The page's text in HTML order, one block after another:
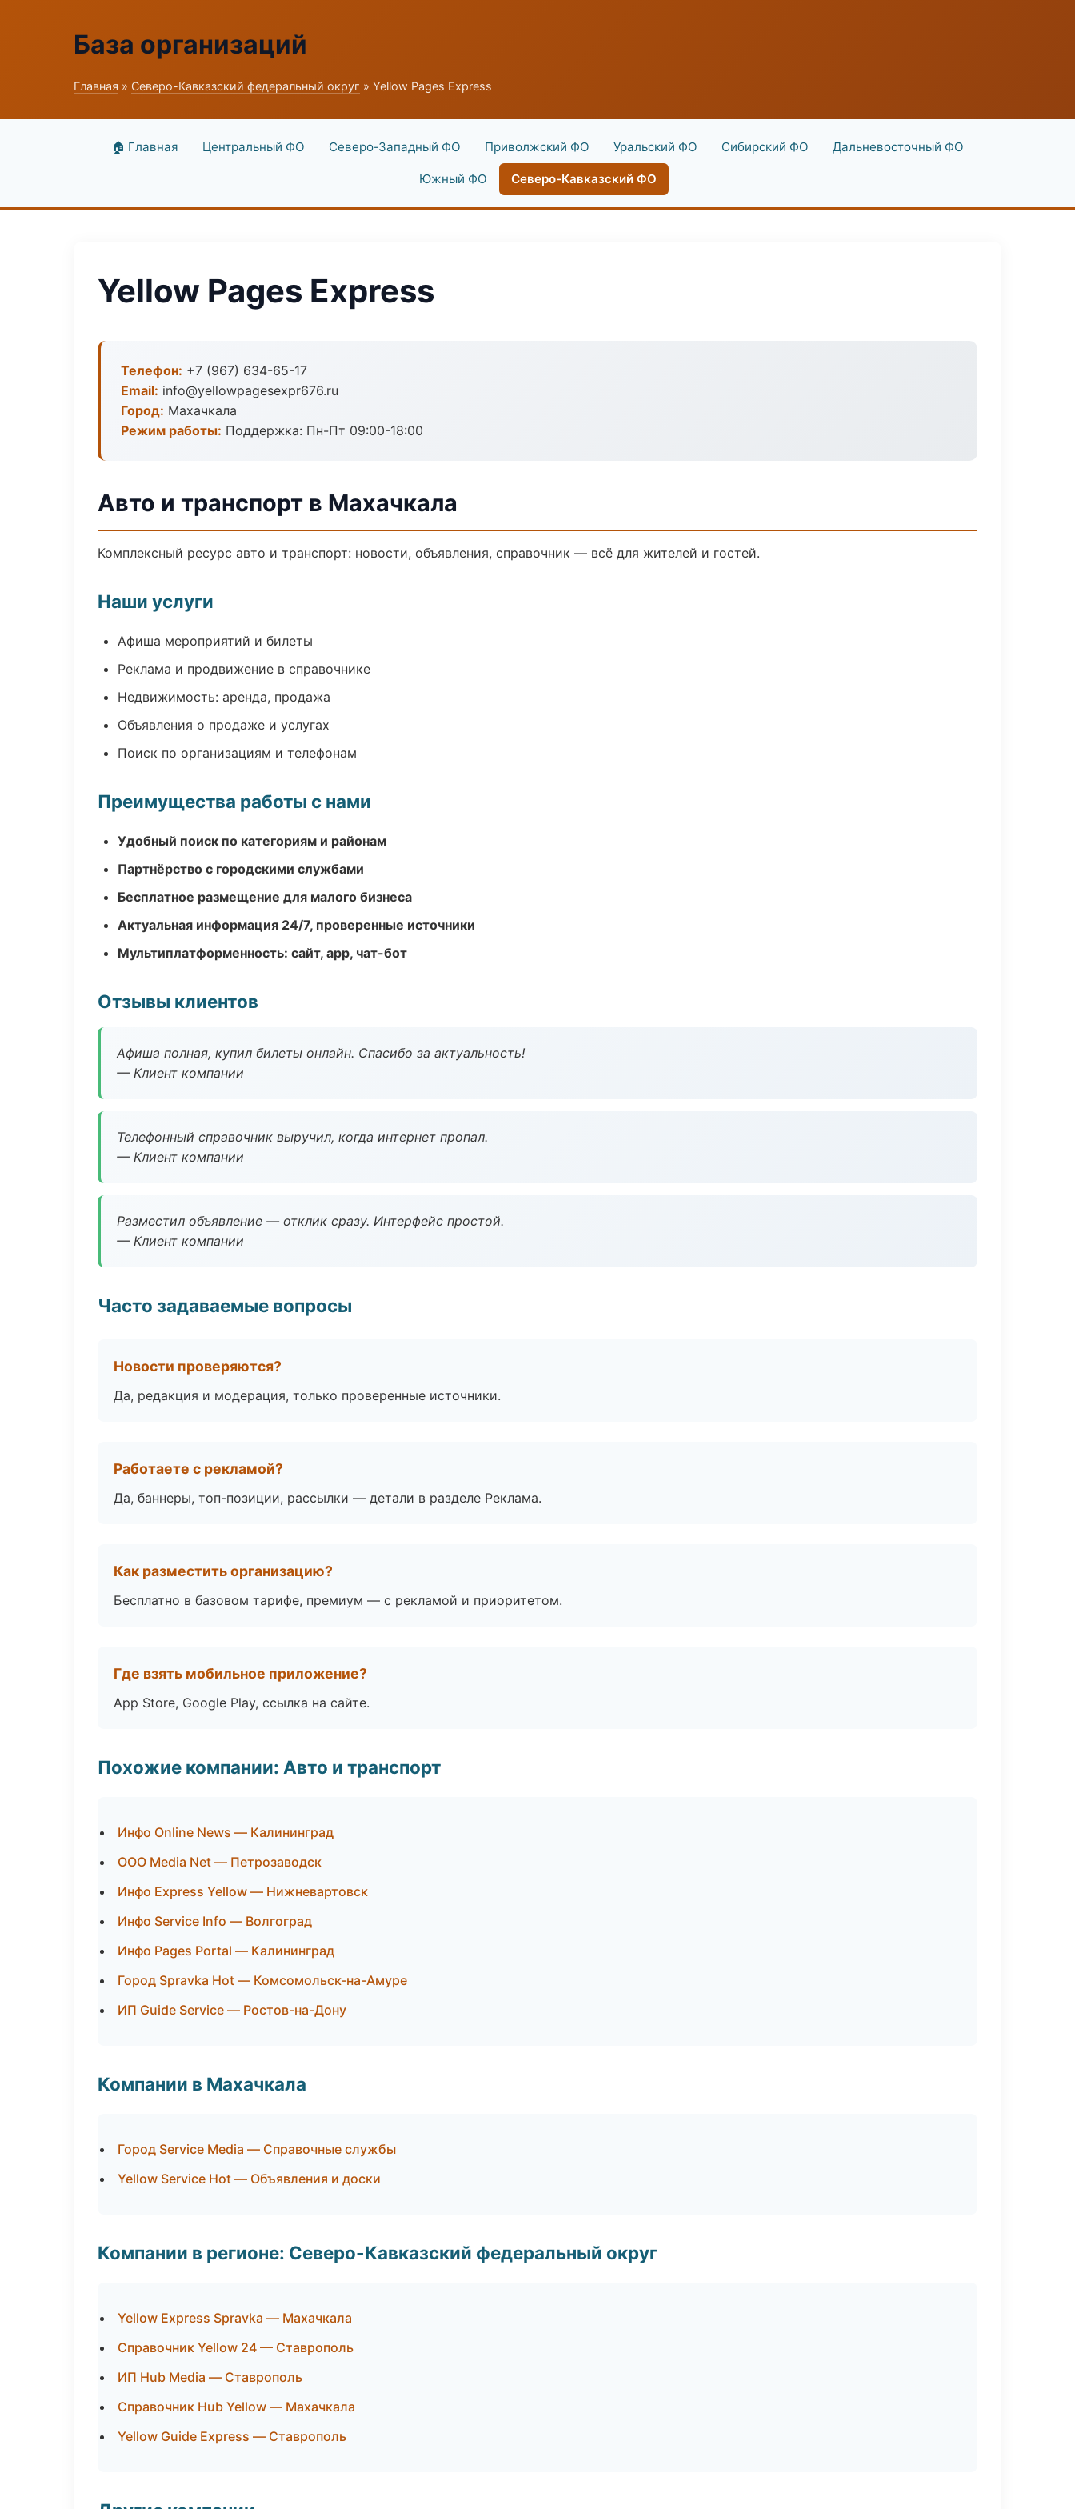
База организаций
Главная » Северо-Кавказский федеральный округ » Yellow Pages Express
🏠 Главная Центральный ФО Северо-Западный ФО Приволжский ФО Уральский ФО Сибирский ФО Дальневосточный ФО
Южный ФО Северо-Кавказский ФО
Yellow Pages Express
Телефон: +7 (967) 634-65-17
Email: info@yellowpagesexpr676.ru
Город: Махачкала
Режим работы: Поддержка: Пн-Пт 09:00-18:00
Авто и транспорт в Махачкала
Комплексный ресурс авто и транспорт: новости, объявления, справочник — всё для жителей и гостей.
Наши услуги
Афиша мероприятий и билеты
Реклама и продвижение в справочнике
Недвижимость: аренда, продажа
Объявления о продаже и услугах
Поиск по организациям и телефонам
Преимущества работы с нами
Удобный поиск по категориям и районам
Партнёрство с городскими службами
Бесплатное размещение для малого бизнеса
Актуальная информация 24/7, проверенные источники
Мультиплатформенность: сайт, app, чат-бот
Отзывы клиентов
Афиша полная, купил билеты онлайн. Спасибо за актуальность!
— Клиент компании
Телефонный справочник выручил, когда интернет пропал.
— Клиент компании
Разместил объявление — отклик сразу. Интерфейс простой.
— Клиент компании
Часто задаваемые вопросы
Новости проверяются?
Да, редакция и модерация, только проверенные источники.
Работаете с рекламой?
Да, баннеры, топ-позиции, рассылки — детали в разделе Реклама.
Как разместить организацию?
Бесплатно в базовом тарифе, премиум — с рекламой и приоритетом.
Где взять мобильное приложение?
App Store, Google Play, ссылка на сайте.
Похожие компании: Авто и транспорт
Инфо Online News — Калининград
ООО Media Net — Петрозаводск
Инфо Express Yellow — Нижневартовск
Инфо Service Info — Волгоград
Инфо Pages Portal — Калининград
Город Spravka Hot — Комсомольск-на-Амуре
ИП Guide Service — Ростов-на-Дону
Компании в Махачкала
Город Service Media — Справочные службы
Yellow Service Hot — Объявления и доски
Компании в регионе: Северо-Кавказский федеральный округ
Yellow Express Spravka — Махачкала
Справочник Yellow 24 — Ставрополь
ИП Hub Media — Ставрополь
Справочник Hub Yellow — Махачкала
Yellow Guide Express — Ставрополь